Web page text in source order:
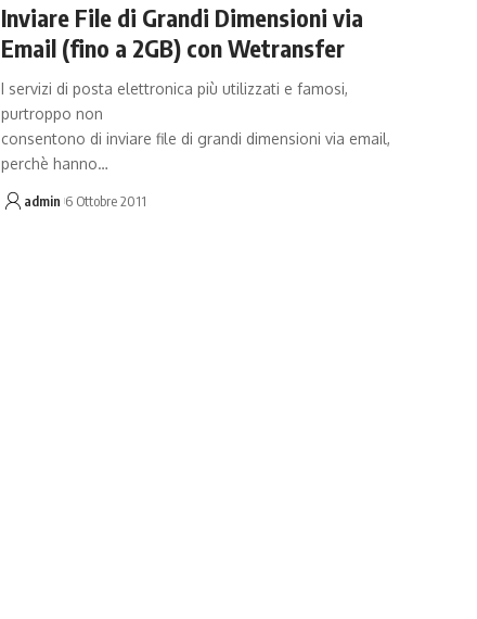
Inviare File di Grandi Dimensioni via
Email (fino a 2GB) con Wetransfer
I servizi di posta elettronica più utilizzati e famosi,
purtroppo non
consentono di inviare file di grandi dimensioni via email,
perchè hanno…
admin 6 Ottobre 2011